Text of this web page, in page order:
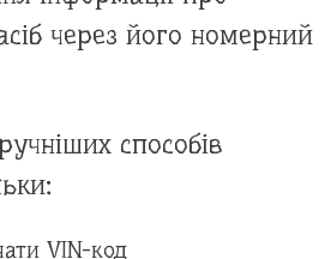
через його номерний
способів
VIN-код